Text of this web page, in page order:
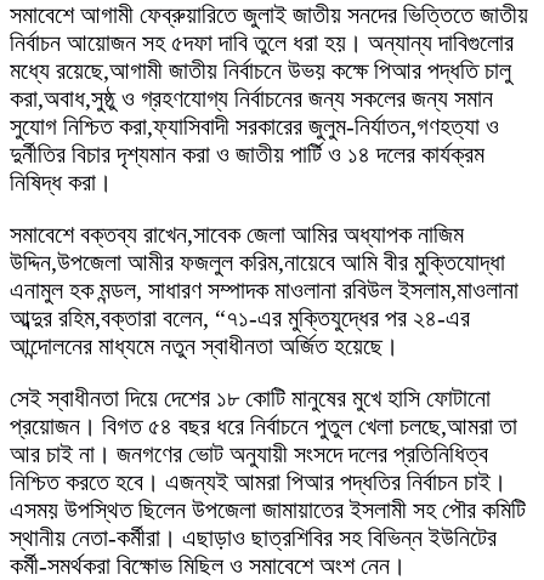
সমাবেশে আগামী ফেব্রুয়ারিতে জুলাই জাতীয় সনদের ভিত্তিতে জাতীয়
নির্বাচন আয়োজন সহ ৫দফা দাবি তুলে ধরা হয়। অন্যান্য দাবিগুলোর
মধ্যে রয়েছে,আগামী জাতীয় নির্বাচনে উভয় কক্ষে পিআর পদ্ধতি চালু
করা,অবাধ,সুষ্ঠু ও গ্রহণযোগ্য নির্বাচনের জন্য সকলের জন্য সমান
সুযোগ নিশ্চিত করা,ফ্যাসিবাদী সরকারের জুলুম-নির্যাতন,গণহত্যা ও
দুর্নীতির বিচার দৃশ্যমান করা ও জাতীয় পার্টি ও ১৪ দলের কার্যক্রম
নিষিদ্ধ করা।
সমাবেশে বক্তব্য রাখেন,সাবেক জেলা আমির অধ্যাপক নাজিম
উদ্দিন,উপজেলা আমীর ফজলুল করিম,নায়েবে আমি বীর মুক্তিযোদ্ধা
এনামুল হক মন্ডল, সাধারণ সম্পাদক মাওলানা রবিউল ইসলাম,মাওলানা
আব্দুর রহিম,বক্তারা বলেন, “৭১-এর মুক্তিযুদ্ধের পর ২৪-এর
আন্দোলনের মাধ্যমে নতুন স্বাধীনতা অর্জিত হয়েছে।
সেই স্বাধীনতা দিয়ে দেশের ১৮ কোটি মানুষের মুখে হাসি ফোটানো
প্রয়োজন। বিগত ৫৪ বছর ধরে নির্বাচনে পুতুল খেলা চলছে,আমরা তা
আর চাই না। জনগণের ভোট অনুযায়ী সংসদে দলের প্রতিনিধিত্ব
নিশ্চিত করতে হবে। এজন্যই আমরা পিআর পদ্ধতির নির্বাচন চাই।
এসময় উপস্থিত ছিলেন উপজেলা জামায়াতের ইসলামী সহ পৌর কমিটি
স্থানীয় নেতা-কর্মীরা। এছাড়াও ছাত্রশিবির সহ বিভিন্ন ইউনিটের
কর্মী-সমর্থকরা বিক্ষোভ মিছিল ও সমাবেশে অংশ নেন।